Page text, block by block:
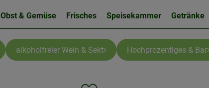
Obst & Gemüse Frisches Speisekammer Getränke
alkoholfreier Wein & Sekt Hochprozentiges & Bar